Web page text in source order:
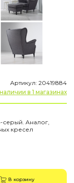
Артикул: 20419884
в 1 магазинах
Аналог,
кресел
В корзину